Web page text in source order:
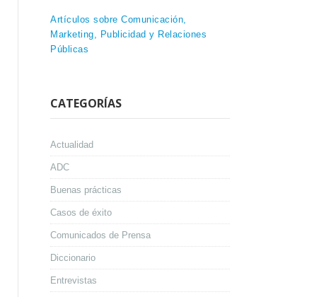
Artículos sobre Comunicación,
Marketing, Publicidad y Relaciones
Públicas
CATEGORÍAS
Actualidad
ADC
Buenas prácticas
Casos de éxito
Comunicados de Prensa
Diccionario
Entrevistas